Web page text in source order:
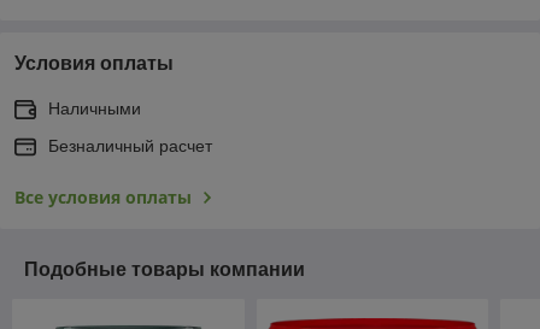
Условия оплаты
Наличными
Безналичный расчет
Все условия оплаты
Подобные товары компании